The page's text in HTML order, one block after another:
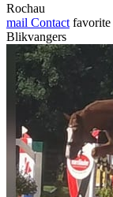
Rochau
mail Contact favorite
Blikvangers